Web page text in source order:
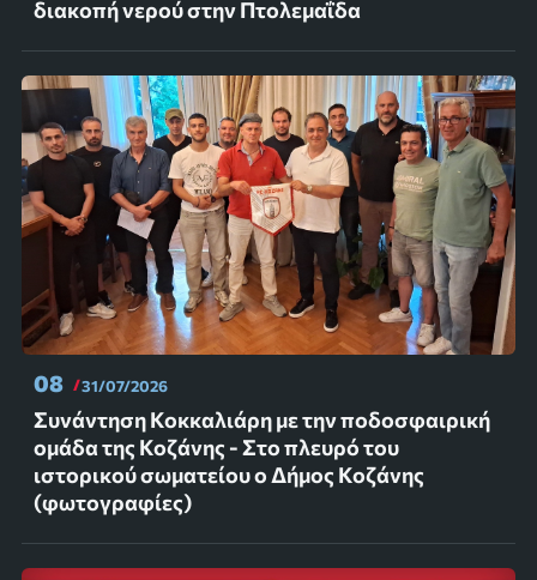
διακοπή νερού στην Πτολεμαΐδα
08 31/07/2026
Συνάντηση Κοκκαλιάρη με την ποδοσφαιρική
ομάδα της Κοζάνης - Στο πλευρό του
ιστορικού σωματείου ο Δήμος Κοζάνης
(φωτογραφίες)